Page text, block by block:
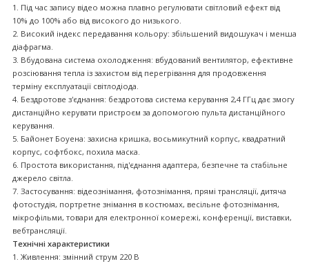
1. Під час запису відео можна плавно регулювати світловий ефект від
10% до 100% або від високого до низького.
2. Високий індекс передавання кольору: збільшений видошукач і менша
діафрагма.
3. Вбудована система охолодження: вбудований вентилятор, ефективне
розсіювання тепла із захистом від перегрівання для продовження
терміну експлуатації світлодіода.
4. Бездротове з'єднання: бездротова система керування 2,4 ГГц дає змогу
дистанційно керувати пристроєм за допомогою пульта дистанційного
керування.
5. Байонет Боуена: захисна кришка, восьмикутний корпус, квадратний
корпус, софтбокс, похила маска.
6. Простота використання, під'єднання адаптера, безпечне та стабільне
джерело світла.
7. Застосування: відеознімання, фотознімання, прямі трансляції, дитяча
фотостудія, портретне знімання в костюмах, весільне фотознімання,
мікрофільми, товари для електронної комережі, конференції, виставки,
вебтрансляції.
Технічні характеристики
1. Живлення: змінний струм 220 В